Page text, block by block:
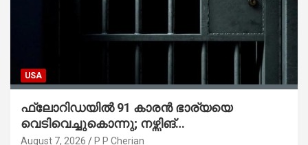
USA
ഫ്ലോറിഡയിൽ 91 കാരൻ ഭാര്യയെ
വെടിവെച്ചുകൊന്നു; നഴ്സിങ്
ഹോമിലാക്കില്ലെന്ന് നൽകിയ വാഗ്ദാനം
August 7, 2026 P P Cherian